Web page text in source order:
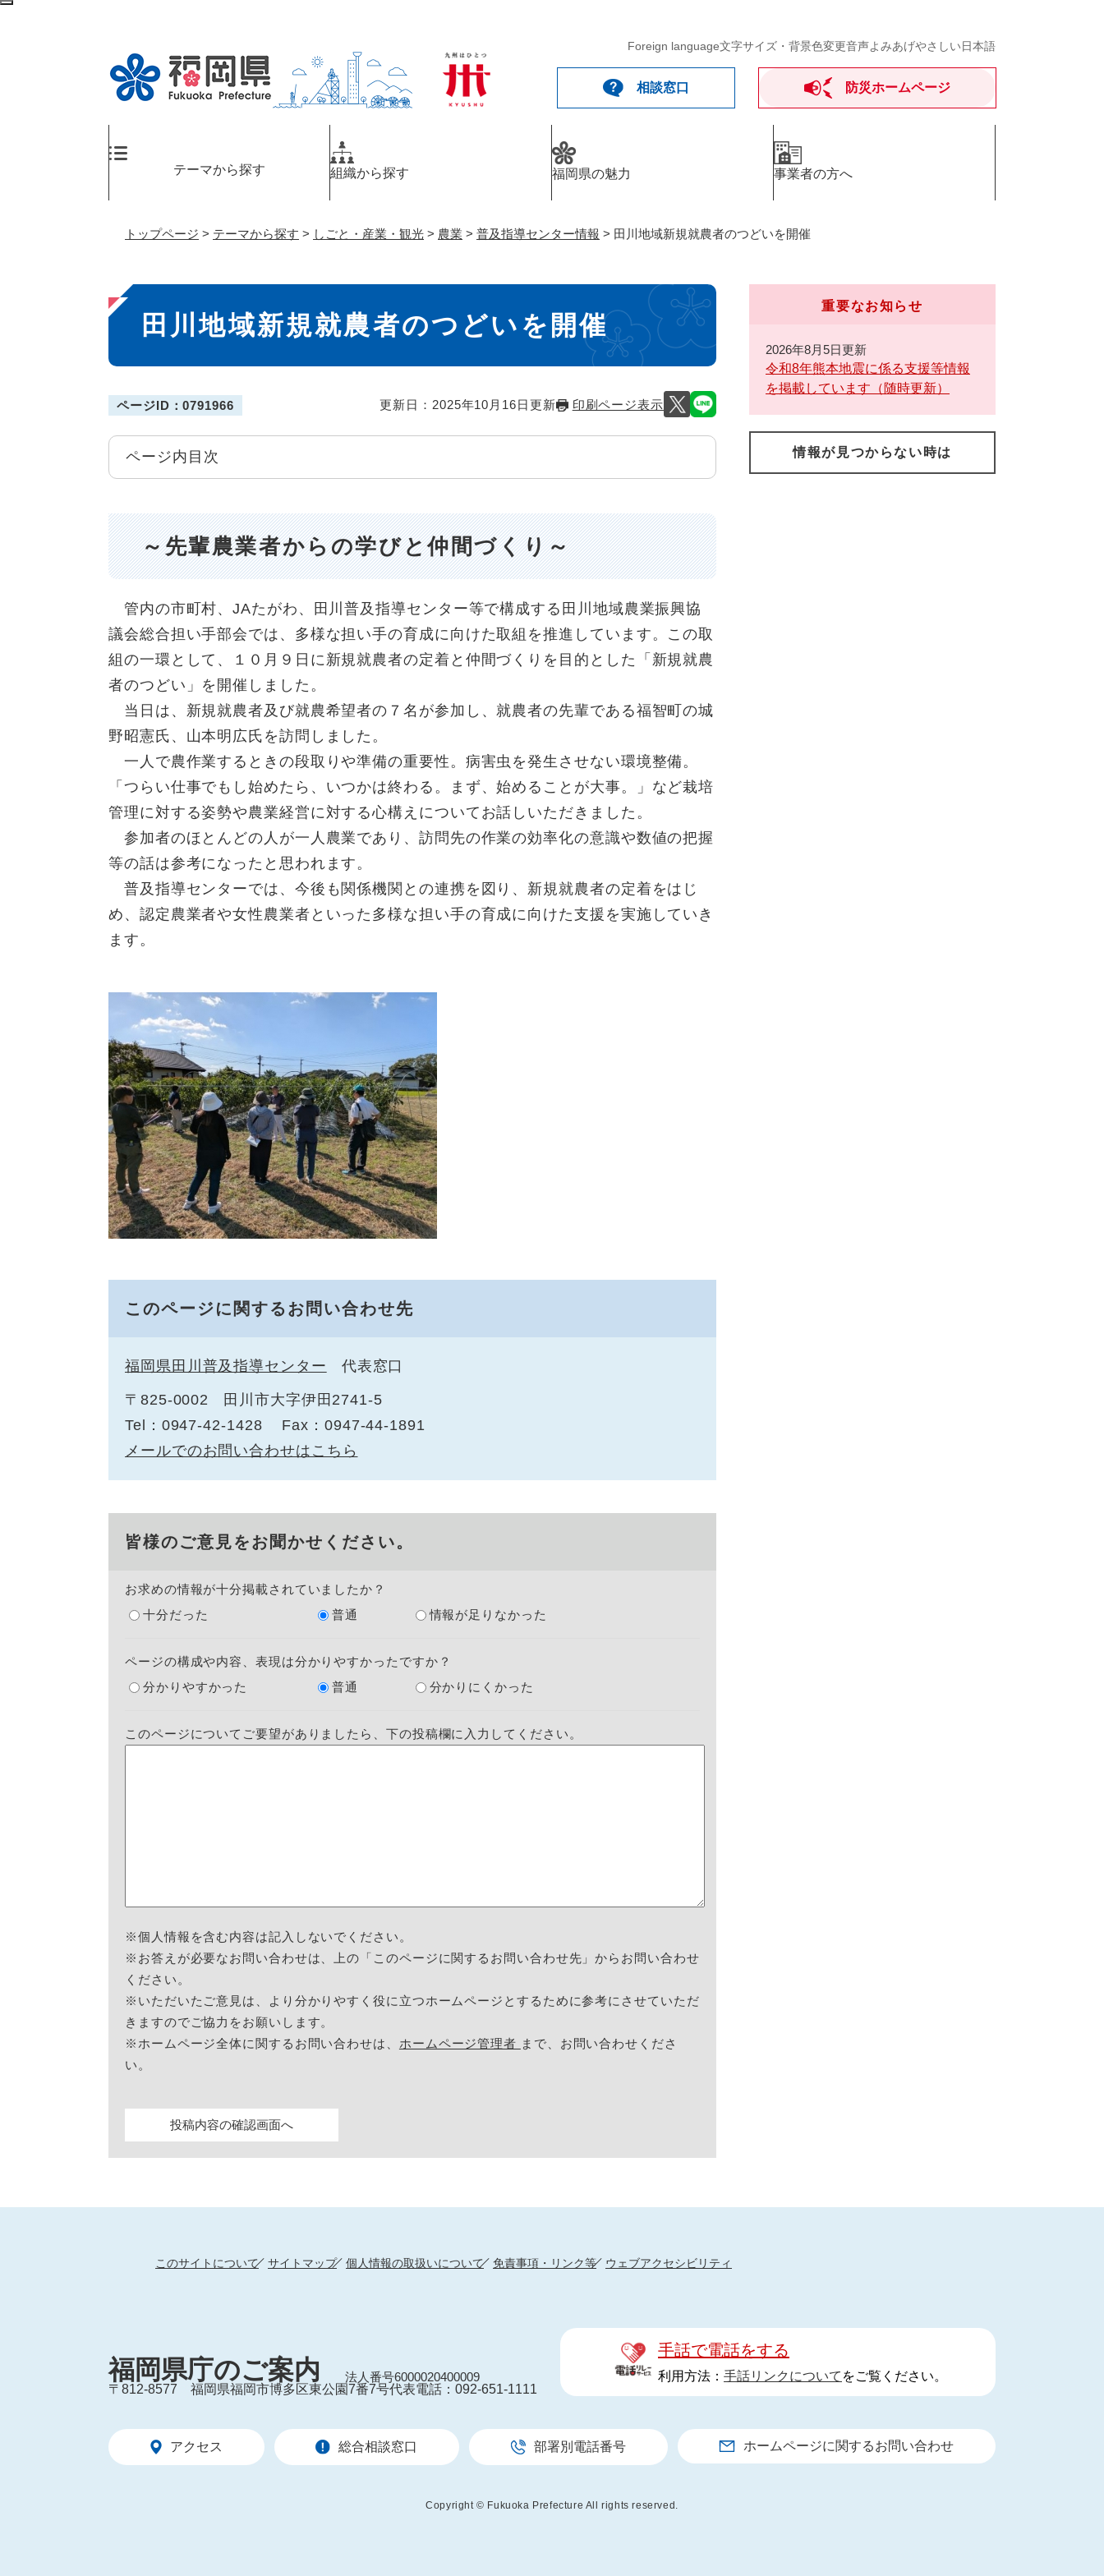
ペ
Foreign language文字サイズ・背景色変更音声よみあげやさしい日本語
相談窓口 防災ホームページ
テーマから探す 組織から探す 福岡県の魅力 事業者の方へ
トップページ > テーマから探す > しごと・産業・観光 > 農業 > 普及指導センター情報 > 田川地域新規就農者のつどいを開催
本
文
田川地域新規就農者のつどいを開催
ページID：0791966 更新日：2025年10月16日更新 印刷ページ表示
ページ内目次
～先輩農業者からの学びと仲間づくり～
管内の市町村、JAたがわ、田川普及指導センター等で構成する田川地域農業振興協
議会総合担い手部会では、多様な担い手の育成に向けた取組を推進しています。この取
組の一環として、１０月９日に新規就農者の定着と仲間づくりを目的とした「新規就農
者のつどい」を開催しました。
当日は、新規就農者及び就農希望者の７名が参加し、就農者の先輩である福智町の城
野昭憲氏、山本明広氏を訪問しました。
一人で農作業するときの段取りや準備の重要性。病害虫を発生させない環境整備。
「つらい仕事でもし始めたら、いつかは終わる。まず、始めることが大事。」など栽培
管理に対する姿勢や農業経営に対する心構えについてお話しいただきました。
参加者のほとんどの人が一人農業であり、訪問先の作業の効率化の意識や数値の把握
等の話は参考になったと思われます。
普及指導センターでは、今後も関係機関との連携を図り、新規就農者の定着をはじ
め、認定農業者や女性農業者といった多様な担い手の育成に向けた支援を実施していき
ます。
このページに関するお問い合わせ先
福岡県田川普及指導センター 代表窓口
〒825-0002
田川市大字伊田2741-5
Tel：0947-42-1428
Fax：0947-44-1891
メールでのお問い合わせはこちら
皆様のご意見をお聞かせください。
お求めの情報が十分掲載されていましたか？
十分だった
普通 情報が足りなかった
ページの構成や内容、表現は分かりやすかったですか？
分かりやすかった
普通 分かりにくかった
このページについてご要望がありましたら、下の投稿欄に入力してください。
※個人情報を含む内容は記入しないでください。
※お答えが必要なお問い合わせは、上の「このページに関するお問い合わせ先」からお問い合わせ
ください。
※いただいたご意見は、より分かりやすく役に立つホームページとするために参考にさせていただ
きますのでご協力をお願いします。
※ホームページ全体に関するお問い合わせは、 ホームページ管理者 まで、お問い合わせくださ
い。
重要なお知らせ
2026年8月5日更新
令和8年熊本地震に係る支援等情報
を掲載しています（随時更新）
情報が見つからない時は
このサイトについて サイトマップ 個人情報の取扱いについて 免責事項・リンク等 ウェブアクセシビリティ
福岡県庁のご案内
法人番号6000020400009
〒812-8577
福岡県福岡市博多区東公園7番7号代表電話：092-651-1111
手話で電話をする
利用方法： 手話リンクについて をご覧ください。
アクセス 総合相談窓口 部署別電話番号 ホームページに関するお問い合わせ
Copyright © Fukuoka Prefecture All rights reserved.